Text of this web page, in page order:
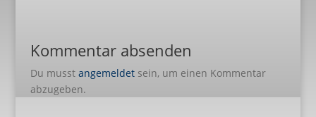
Kommentar absenden
Du musst angemeldetsein, um einen Kommentar
abzugeben.